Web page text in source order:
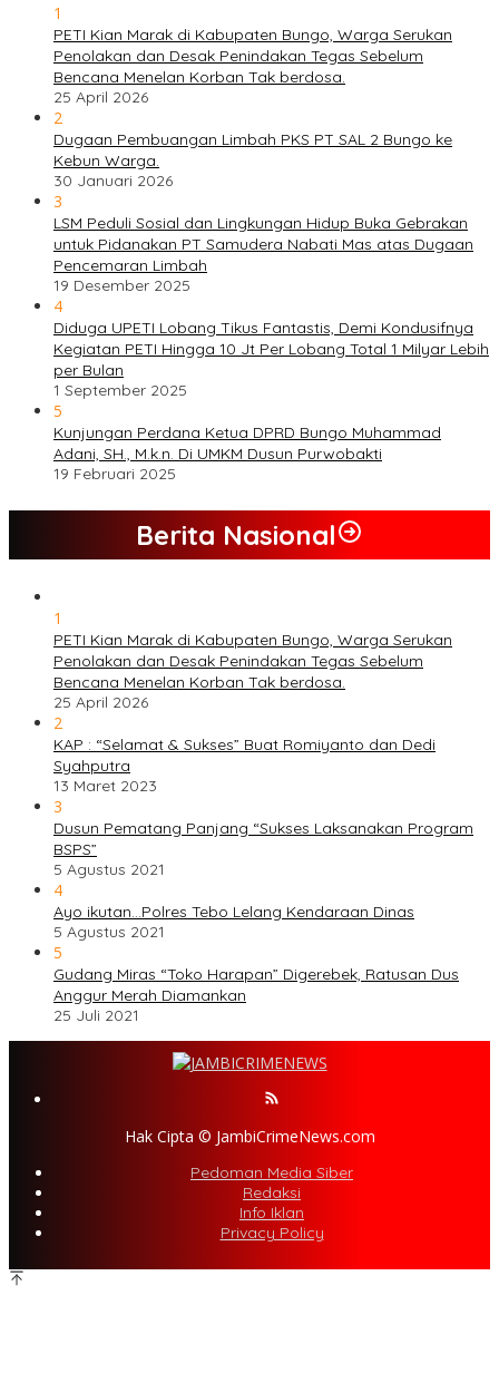
1
PETI Kian Marak di Kabupaten Bungo, Warga Serukan
Penolakan dan Desak Penindakan Tegas Sebelum
Bencana Menelan Korban Tak berdosa.
25 April 2026
2
Dugaan Pembuangan Limbah PKS PT SAL 2 Bungo ke
Kebun Warga.
30 Januari 2026
3
LSM Peduli Sosial dan Lingkungan Hidup Buka Gebrakan
untuk Pidanakan PT Samudera Nabati Mas atas Dugaan
Pencemaran Limbah
19 Desember 2025
4
Diduga UPETI Lobang Tikus Fantastis, Demi Kondusifnya
Kegiatan PETI Hingga 10 Jt Per Lobang Total 1 Milyar Lebih
per Bulan
1 September 2025
5
Kunjungan Perdana Ketua DPRD Bungo Muhammad
Adani, SH., M.k.n. Di UMKM Dusun Purwobakti
19 Februari 2025
Berita Nasional
1
PETI Kian Marak di Kabupaten Bungo, Warga Serukan
Penolakan dan Desak Penindakan Tegas Sebelum
Bencana Menelan Korban Tak berdosa.
25 April 2026
2
KAP : “Selamat & Sukses” Buat Romiyanto dan Dedi
Syahputra
13 Maret 2023
3
Dusun Pematang Panjang “Sukses Laksanakan Program
BSPS”
5 Agustus 2021
4
Ayo ikutan…Polres Tebo Lelang Kendaraan Dinas
5 Agustus 2021
5
Gudang Miras “Toko Harapan” Digerebek, Ratusan Dus
Anggur Merah Diamankan
25 Juli 2021
Hak Cipta © JambiCrimeNews.com
Pedoman Media Siber
Redaksi
Info Iklan
Privacy Policy